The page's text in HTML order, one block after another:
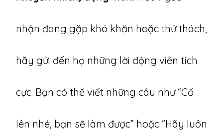
nhận đang gặp khó khăn hoặc thử thách,
hãy gửi đến họ những lời động viên tích
cực. Bạn có thể viết những câu như “Cố
lên nhé, bạn sẽ làm được” hoặc “Hãy luôn